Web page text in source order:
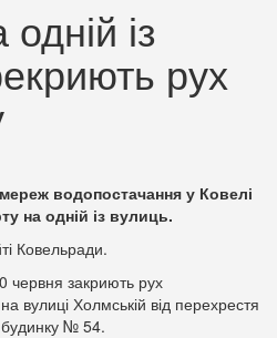
із
рух
водопостачання у Ковелі
на одній із вулиць.
Ковельради.
червня закриють рух
вулиці Холмській від перехрестя
будинку № 54.